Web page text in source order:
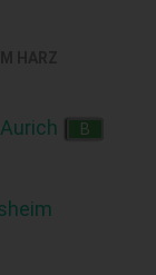
Aurich B